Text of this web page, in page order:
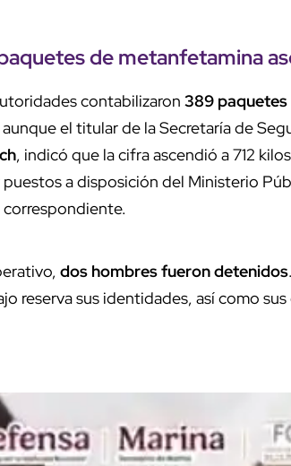
de metanfetamina
contabilizaron 389
el titular de la Secretaría de
, indicó que la cifra ascendió a 712
a disposición del Ministerio
dos hombres fueron detenidos
reserva sus identidades, así como